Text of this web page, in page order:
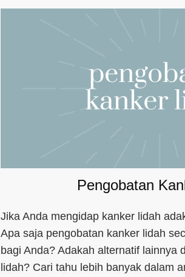
Pengobatan
Jika Anda mengidap kanker lidah
Apa saja pengobatan kanker lidah
bagi Anda? Adakah alternatif lainnya
lidah? Cari tahu lebih banyak dalam